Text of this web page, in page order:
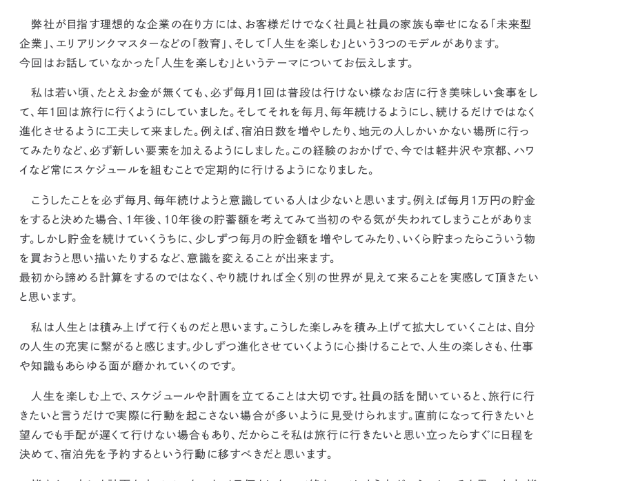
弊社が目指す理想的な企業の在り方には、お客様だけでなく社員と社員の家族も幸せになる「未来型
企業」、エリアリンクマスターなどの「教育」、そして「人生を楽しむ」という3つのモデルがあります。
今回はお話していなかった「人生を楽しむ」というテーマについてお伝えします。
私は若い頃、たとえお金が無くても、必ず毎月1回は普段は行けない様なお店に行き美味しい食事をし
て、年1回は旅行に行くようにしていました。そしてそれを毎月、毎年続けるようにし、続けるだけではなく
進化させるように工夫して来ました。 例えば、宿泊日数を増やしたり、地元の人しかいかない場所に行っ
てみたりなど、必ず新しい要素を加えるようにしました。この経験のおかげで、今では軽井沢や京都、ハワ
イなど常にスケジュールを組むことで定期的に行けるようになりました。
こうしたことを必ず毎月、毎年続けようと意識している人は少ないと思います。例えば毎月1万円の貯金
をすると決めた場合、1年後、10年後の貯蓄額を考えてみて当初のやる気が失われてしまうことがありま
す。しかし貯金を続けていくうちに、少しずつ毎月の貯金額を増やしてみたり、いくら貯まったらこういう物
を買おうと思い描いたりするなど、意識を変えることが出来ます。
最初から諦める計算をするのではなく、やり続ければ全く別の世界が見えて来ることを実感して頂きたい
と思います。
私は人生とは積み上げて行くものだと思います。こうした楽しみを積み上げて拡大していくことは、自分
の人生の充実に繋がると感じます。少しずつ進化させていくように心掛けることで、人生の楽しさも、仕事
や知識もあらゆる面が磨かれていくのです。
人生を楽しむ上で、スケジュールや計画を立てることは大切です。社員の話を聞いていると、旅行に行
きたいと言うだけで実際に行動を起こさない場合が多いように見受けられます。直前になって行きたいと
望んでも手配が遅くて行けない場合もあり、 だからこそ私は旅行に行きたいと思い立ったらすぐに日程を
決めて、宿泊先を予約するという行動に移すべきだと思います。